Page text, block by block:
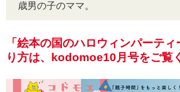
歳男の子のママ。
「絵本の国のハロウィンパーテ
り方は、kodomoe10月号をご覧